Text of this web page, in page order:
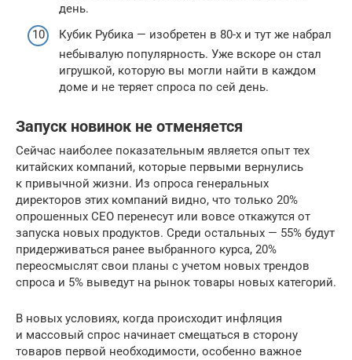
день.
Кубик Рубика — изобретен в 80-х и тут же набрал
небывалую популярность. Уже вскоре он стал
игрушкой, которую вы могли найти в каждом
доме и не теряет спроса по сей день.
Запуск новинок не отменяется
Сейчас наиболее показательным является опыт тех
китайских компаний, которые первыми вернулись
к привычной жизни. Из опроса генеральных
директоров этих компаний видно, что только 20%
опрошенных CEO перенесут или вовсе откажутся от
запуска новых продуктов. Среди остальных — 55% будут
придерживаться ранее выбранного курса, 20%
переосмыслят свои планы с учетом новых трендов
спроса и 5% выведут на рынок товары новых категорий.
В новых условиях, когда происходит инфляция
и массовый спрос начинает смещаться в сторону
товаров первой необходимости, особенно важное